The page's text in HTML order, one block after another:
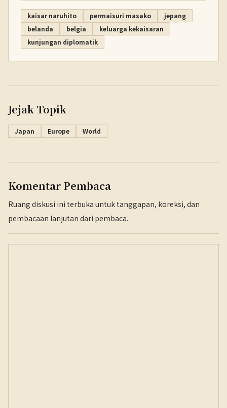
kaisar naruhito permaisuri masako
jepang
belanda
belgia
keluarga kekaisaran
kunjungan diplomatik
Jejak Topik
Japan Europe World
Komentar Pembaca
Ruang diskusi ini terbuka untuk tanggapan, koreksi, dan
pembacaan lanjutan dari pembaca.